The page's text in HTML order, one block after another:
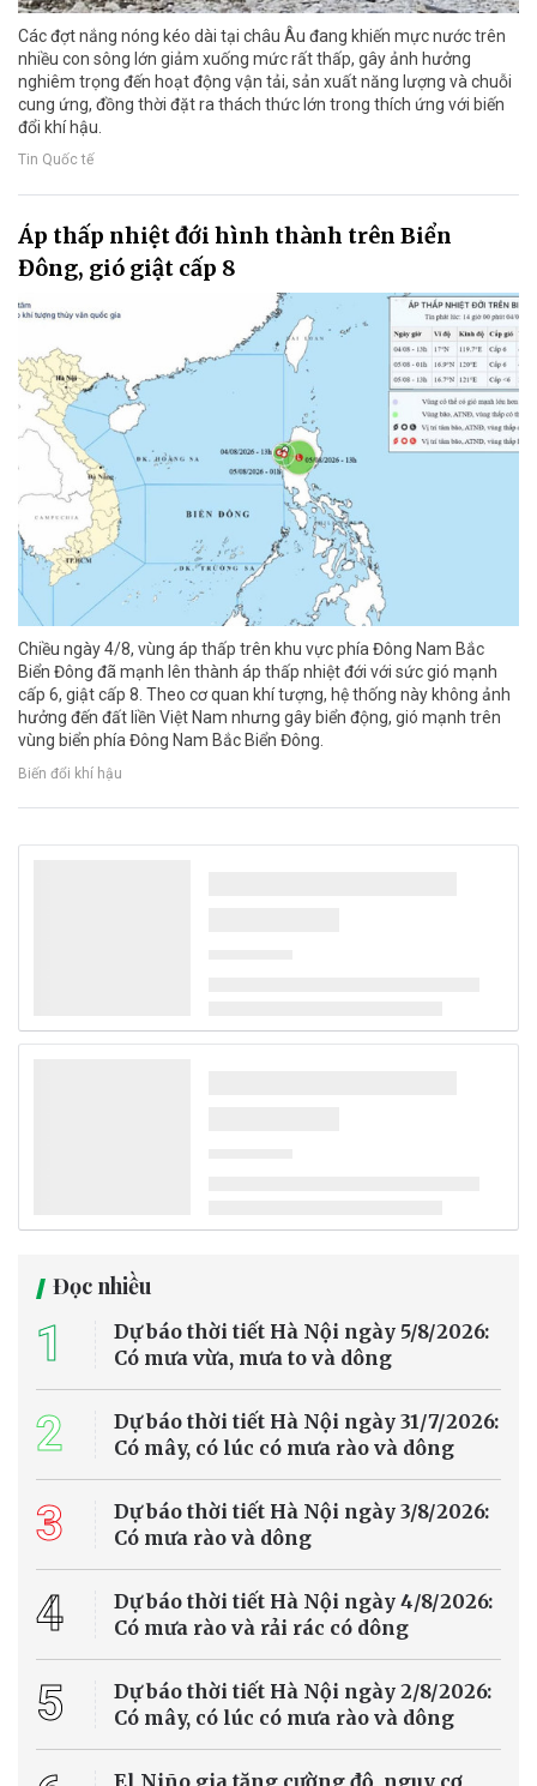
Các đợt nắng nóng kéo dài tại châu Âu đang khiến mực nước trên
nhiều con sông lớn giảm xuống mức rất thấp, gây ảnh hưởng
nghiêm trọng đến hoạt động vận tải, sản xuất năng lượng và chuỗi
cung ứng, đồng thời đặt ra thách thức lớn trong thích ứng với biến
đổi khí hậu.
Tin Quốc tế
Áp thấp nhiệt đới hình thành trên Biển
Đông, gió giật cấp 8
Chiều ngày 4/8, vùng áp thấp trên khu vực phía Đông Nam Bắc
Biển Đông đã mạnh lên thành áp thấp nhiệt đới với sức gió mạnh
cấp 6, giật cấp 8. Theo cơ quan khí tượng, hệ thống này không ảnh
hưởng đến đất liền Việt Nam nhưng gây biển động, gió mạnh trên
vùng biển phía Đông Nam Bắc Biển Đông.
Biến đổi khí hậu
Thủ tướng Lê Minh Hưng làm Trưởng Ban
Bộ Chính trị quyết định phân công, kiện toàn Ban Chỉ đạo Trung
ương về phát triển khoa học, công nghệ, đổi mới sáng tạo và
chuyển đổi số gồm 31 đồng chí, trong đó Thủ tướng Lê Minh Hưng
làm Trưởng Ban.
Nhiều tuyến sông huyết mạch ở châu Âu cạn
nước vì nắng nóng cực đoan